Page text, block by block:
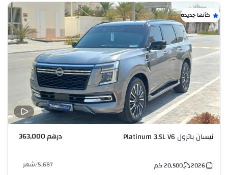
كأنها جديدة
نيسان باترول Platinum 3.5L V6 درهم 363,000
2026
20,500كم 5,687
/شهر